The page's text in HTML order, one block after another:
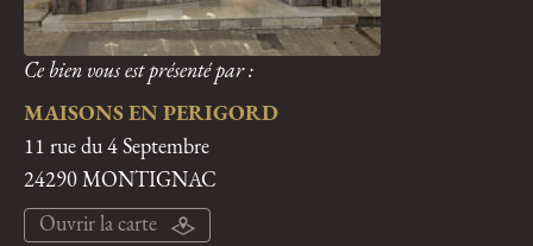
Ce bien vous est présenté par :
MAISONS EN PERIGORD
11 rue du 4 Septembre
24290 MONTIGNAC
Ouvrir la carte